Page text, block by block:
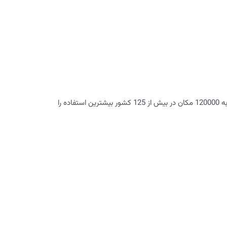
کارت ISIC به دانشجویان سراسر جهان اجازه می‌دهد تا وضعیت دانشجویی رسمی خود را ثابت کنند و از مزایا و تخفیف‌های دانشجویی در نزدیک به 120000 مکان در بیش از 125 کشور بیشترین استفاده را